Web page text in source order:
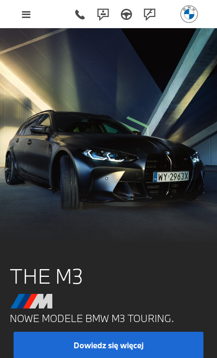
THE M3
NOWE MODELE BMW M3 TOURING.
Dowiedz się więcej